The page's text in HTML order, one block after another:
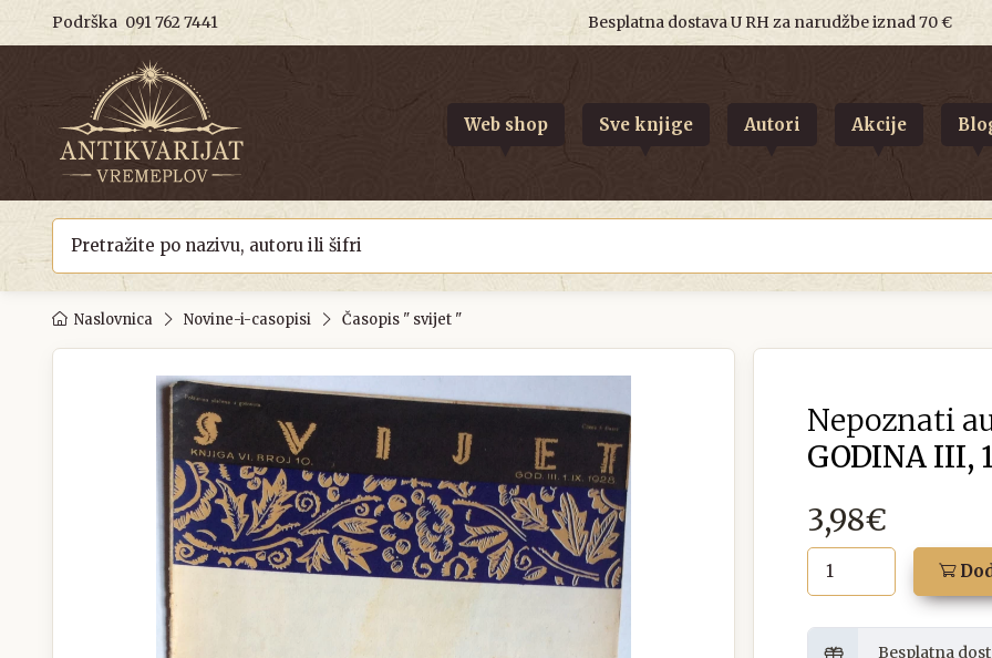
Podrška 091 762 7441 Besplatna dostava U RH za narudžbe iznad 70 €
Web shop Sve knjige Autori Akcije
Naslovnica Novine-i-casopisi Časopis " svijet "
Nepoznati
GODINA III,
3,98€
Besplatna